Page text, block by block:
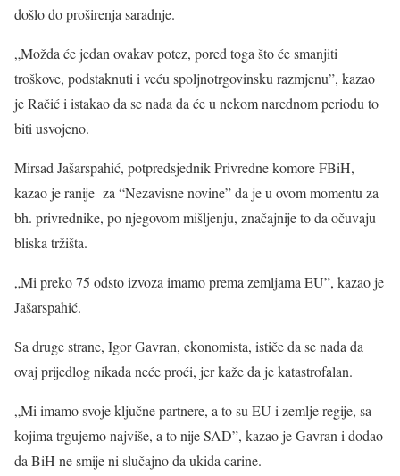
došlo do proširenja saradnje.
„Možda će jedan ovakav potez, pored toga što će smanjiti
troškove, podstaknuti i veću spoljnotrgovinsku razmjenu”, kazao
je Račić i istakao da se nada da će u nekom narednom periodu to
biti usvojeno.
Mirsad Jašarspahić, potpredsjednik Privredne komore FBiH,
kazao je ranije za “Nezavisne novine” da je u ovom momentu za
bh. privrednike, po njegovom mišljenju, značajnije to da očuvaju
bliska tržišta.
„Mi preko 75 odsto izvoza imamo prema zemljama EU”, kazao je
Jašarspahić.
Sa druge strane, Igor Gavran, ekonomista, ističe da se nada da
ovaj prijedlog nikada neće proći, jer kaže da je katastrofalan.
„Mi imamo svoje ključne partnere, a to su EU i zemlje regije, sa
kojima trgujemo najviše, a to nije SAD”, kazao je Gavran i dodao
da BiH ne smije ni slučajno da ukida carine.